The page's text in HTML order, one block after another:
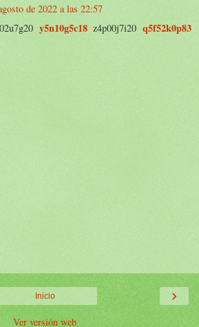
de 2022 a las 22:57
y5n10g5c18z4p00j7i20 q5f52k0p83
›
Inicio
Ver versión web